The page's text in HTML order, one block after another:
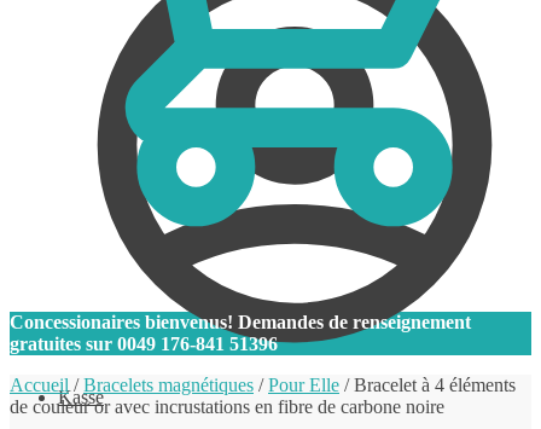
Kasse
Concessionaires bienvenus! Demandes de renseignement
gratuites sur 0049 176-841 51396
Accueil /Bracelets magnétiques /Pour Elle /Bracelet à 4 éléments
de couleur or avec incrustations en fibre de carbone noire